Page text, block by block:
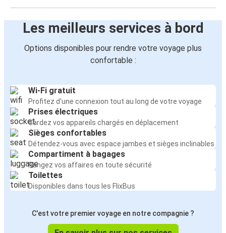
Les meilleurs services à bord
Options disponibles pour rendre votre voyage plus
confortable :
Wi-Fi gratuit
Profitez d'une connexion tout au long de votre voyage
Prises électriques
Gardez vos appareils chargés en déplacement
Sièges confortables
Détendez-vous avec espace jambes et sièges inclinables
Compartiment à bagages
Rangez vos affaires en toute sécurité
Toilettes
Disponibles dans tous les FlixBus
C'est votre premier voyage en notre compagnie ?